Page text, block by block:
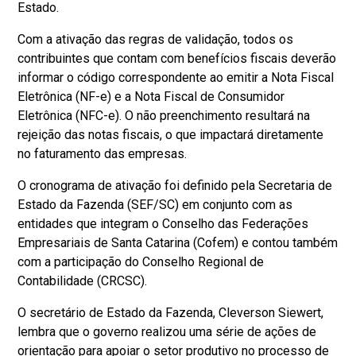
Estado.
Com a ativação das regras de validação, todos os
contribuintes que contam com benefícios fiscais deverão
informar o código correspondente ao emitir a Nota Fiscal
Eletrônica (NF-e) e a Nota Fiscal de Consumidor
Eletrônica (NFC-e). O não preenchimento resultará na
rejeição das notas fiscais, o que impactará diretamente
no faturamento das empresas.
O cronograma de ativação foi definido pela Secretaria de
Estado da Fazenda (SEF/SC) em conjunto com as
entidades que integram o Conselho das Federações
Empresariais de Santa Catarina (Cofem) e contou também
com a participação do Conselho Regional de
Contabilidade (CRCSC).
O secretário de Estado da Fazenda, Cleverson Siewert,
lembra que o governo realizou uma série de ações de
orientação para apoiar o setor produtivo no processo de